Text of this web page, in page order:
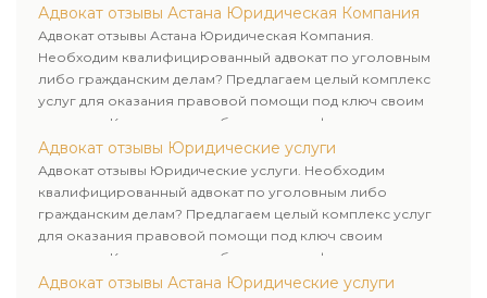
юридических лиц. Индивидуальный подход к каждому
клиенту.
Адвокат отзывы Астана Юридическая Компания
Адвокат отзывы Астана Юридическая Компания.
Необходим квалифицированный адвокат по уголовным
либо гражданским делам? Предлагаем целый комплекс
услуг для оказания правовой помощи под ключ своим
клиентам. Комплексное обслуживание физических и
юридических лиц. Индивидуальный подход к каждому
клиенту.
Адвокат отзывы Юридические услуги
Адвокат отзывы Юридические услуги. Необходим
квалифицированный адвокат по уголовным либо
гражданским делам? Предлагаем целый комплекс услуг
для оказания правовой помощи под ключ своим
клиентам. Комплексное обслуживание физических и
юридических лиц. Индивидуальный подход к каждому
Адвокат отзывы Астана Юридические услуги